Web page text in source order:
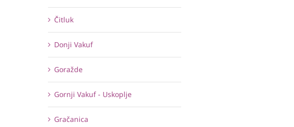
Čitluk
Donji Vakuf
Goražde
Gornji Vakuf - Uskoplje
Gračanica